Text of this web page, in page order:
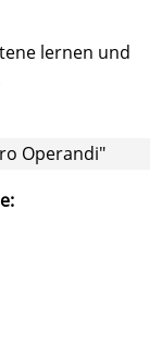
lernen und
Operandi"